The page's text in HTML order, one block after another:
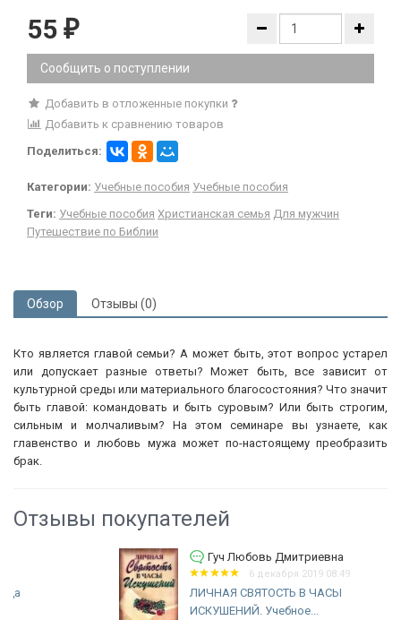
55 ₽
Сообщить о поступлении
Добавить в отложенные покупки
Добавить к сравнению товаров
Поделиться:
Категории: Учебные пособия Учебные пособия
Теги: Учебные пособия Христианская семья Для мужчин
Путешествие по Библии
Обзор Отзывы (0)
Кто является главой семьи? А может быть, этот вопрос устарел
или допускает разные ответы? Может быть, все зависит от
культурной среды или материального благосостояния? Что значит
быть главой: командовать и быть суровым? Или быть строгим,
сильным и молчаливым? На этом семинаре вы узнаете, как
главенство и любовь мужа может по-настоящему преобразить
брак.
Отзывы покупателей
Гуч Любовь Дмитриевна
6 декабря 2019 08:49
ЛИЧНАЯ СВЯТОСТЬ В ЧАСЫ
ИСКУШЕНИЙ. Учебное...